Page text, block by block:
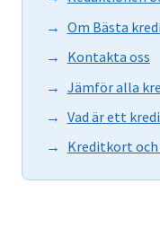
Om Bästa
Kontakta oss
Jämför alla
Vad är ett
Kreditkort